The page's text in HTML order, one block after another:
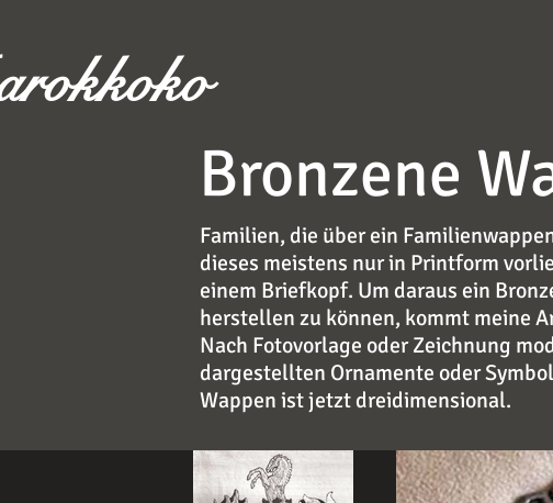
Bronzene
Familien, die über ein
dieses meistens nur in Printform
einem Briefkopf. Um daraus ein
herstellen zu können, kommt meine
Nach Fotovorlage oder Zeichnung
dargestellten Ornamente oder
Wappen ist jetzt dreidimensional.